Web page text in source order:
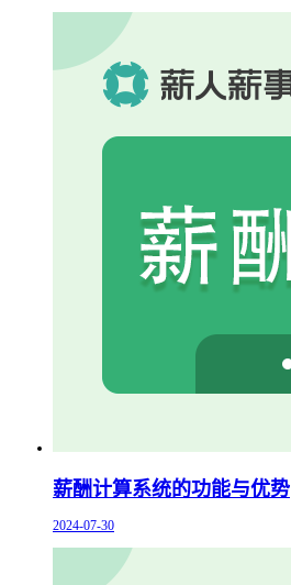
薪酬计算系统的功能与优势
2024-07-30